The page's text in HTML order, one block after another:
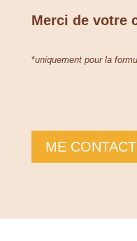
Merci de votre
*uniquement pour la
ME